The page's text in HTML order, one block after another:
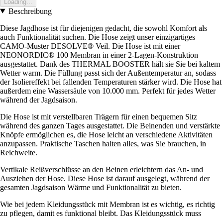
Loading...
Beschreibung
Diese Jagdhose ist für diejenigen gedacht, die sowohl Komfort als
auch Funktionalität suchen. Die Hose zeigt unser einzigartiges
CAMO-Muster DESOLVE® Veil. Die Hose ist mit einer
NEONORDIC® 100 Membran in einer 2-Lagen-Konstruktion
ausgestattet. Dank des THERMAL BOOSTER hält sie Sie bei kaltem
Wetter warm. Die Füllung passt sich der Außentemperatur an, sodass
der Isoliereffekt bei fallenden Temperaturen stärker wird. Die Hose hat
außerdem eine Wassersäule von 10.000 mm. Perfekt für jedes Wetter
während der Jagdsaison.
Die Hose ist mit verstellbaren Trägern für einen bequemen Sitz
während des ganzen Tages ausgestattet. Die Beinenden und verstärkte
Knöpfe ermöglichen es, die Hose leicht an verschiedene Aktivitäten
anzupassen. Praktische Taschen halten alles, was Sie brauchen, in
Reichweite.
Vertikale Reißverschlüsse an den Beinen erleichtern das An- und
Ausziehen der Hose. Diese Hose ist darauf ausgelegt, während der
gesamten Jagdsaison Wärme und Funktionalität zu bieten.
Wie bei jedem Kleidungsstück mit Membran ist es wichtig, es richtig
zu pflegen, damit es funktional bleibt. Das Kleidungsstück muss